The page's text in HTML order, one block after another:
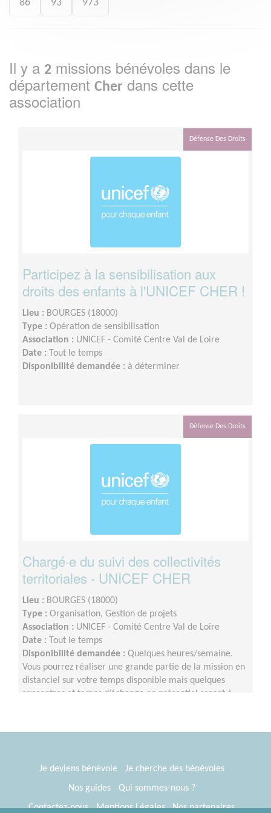
86 93 973
Il y a 2 missions bénévoles dans le
département Cher dans cette
association
Défense Des Droits
Participez à la sensibilisation aux
droits des enfants à l'UNICEF CHER !
Lieu : BOURGES (18000)
Type : Opération de sensibilisation
Association : UNICEF - Comité Centre Val de Loire
Date :
Tout le temps
Disponibilité demandée : à déterminer
Défense Des Droits
Chargé·e du suivi des collectivités
territoriales - UNICEF CHER
Lieu : BOURGES (18000)
Type : Organisation, Gestion de projets
Association : UNICEF - Comité Centre Val de Loire
Date :
Tout le temps
Disponibilité demandée : Quelques heures/semaine.
Vous pourrez réaliser une grande partie de la mission en
distanciel sur votre temps disponible mais quelques
rencontres et temps d’échange en présentiel seront à
Je deviens bénévole
Je cherche des bénévoles
Nos guides
Qui sommes-nous ?
Contactez-nous
Mentions Légales Nos partenaires